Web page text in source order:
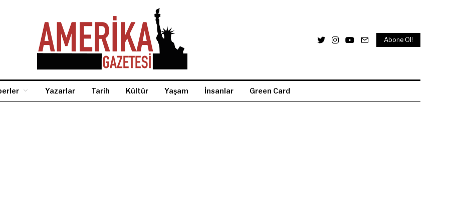
Abone Ol!
Yazarlar Tarih Kültür Yaşam İnsanlar Green Card